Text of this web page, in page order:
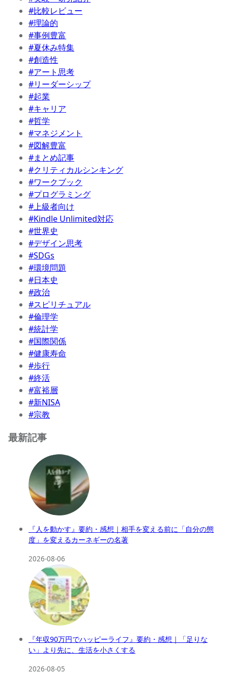
#比較レビュー
#理論的
#事例豊富
#夏休み特集
#創造性
#アート思考
#リーダーシップ
#起業
#キャリア
#哲学
#マネジメント
#図解豊富
#まとめ記事
#クリティカルシンキング
#ワークブック
#プログラミング
#上級者向け
#Kindle Unlimited対応
#世界史
#デザイン思考
#SDGs
#環境問題
#日本史
#政治
#スピリチュアル
#倫理学
#統計学
#国際関係
#健康寿命
#歩行
#終活
#富裕層
#新NISA
#宗教
最新記事
『人を動かす』要約・感想｜相手を変える前に「自分の態
度」を変えるカーネギーの名著
2026-08-06
『年収90万円でハッピーライフ』要約・感想｜「足りな
い」より先に、生活を小さくする
2026-08-05